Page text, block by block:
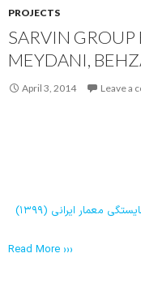
PROJECTS
SARVIN
MEYDANI,
April 3, 2014 Leave a
معمار ایرانی (۱۳۹۹)
Read More ›››